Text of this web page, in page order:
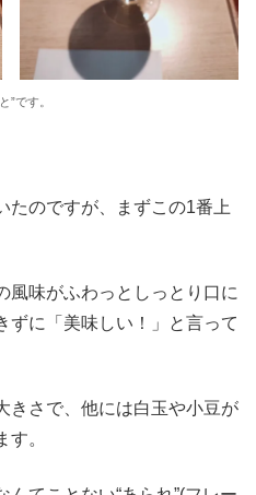
”です。
たのですが、まずこの1番上
風味がふわっとしっとり口に
ずに「美味しい！」と言って
きさで、他には白玉や小豆が
。